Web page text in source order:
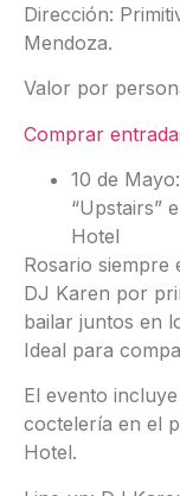
Dirección:
Mendoza.
Valor por
Comprar
10 de
“Upstairs”
Hotel
Rosario siempre
DJ Karen por
bailar juntos en
Ideal para
El evento
coctelería en el
Hotel.